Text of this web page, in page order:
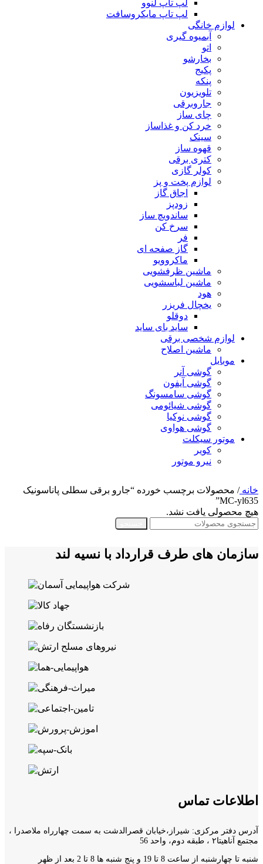
لپ تاپ لنوو
لپ تاپ مایکروسافت
لوازم خانگی
آبمیوه گیری
اتو
بخارشو
پکیج
پنکه
تلویزیون
جاروبرقی
چای ساز
خرد کن و غذاساز
سینک
قهوه ساز
کتری برقی
کولر گازی
لوازم پخت و پز
اجاق گاز
زودپز
ساندویچ ساز
سرخ کن
فر
گاز صفحه ای
ماکروویو
ماشین ظرفشویی
ماشین لباسشویی
هود
یخچال فریزر
دوقلو
ساید بای ساید
لوازم شخصی برقی
ماشین اصلاح
موبایل
گوشی آنر
گوشی آیفون
گوشی سامسونگ
گوشی شیائومی
گوشی نوکیا
گوشی هواوی
موتور سیکلت
کویر
نیرو موتور
خانه/ محصولات برچسب خورده “جارو برقی سطلی پاناسونیک
MC-yl635”
هیچ محصولی یافت نشد.
سازمان های طرف قرارداد با نسیه لند
اطلاعات تماس
آدرس دفتر مرکزی: شیراز،خیابان قصرالدشت به سمت چهارراه ملاصدرا ،
مجتمع آناهیتا۲ ، طبقه دوم، واحد 56
شنبه تا چهارشنبه از ساعت 8 تا 19 و پنج شنبه ها 8 تا 2 بعد از ظهر